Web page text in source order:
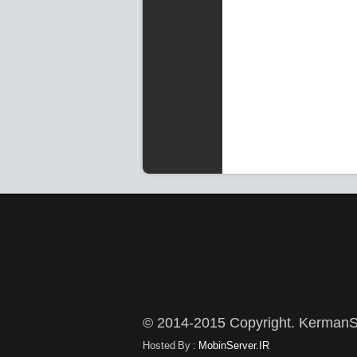
© 2014-2015 Copyright.
Hosted By : MobinServer.IR